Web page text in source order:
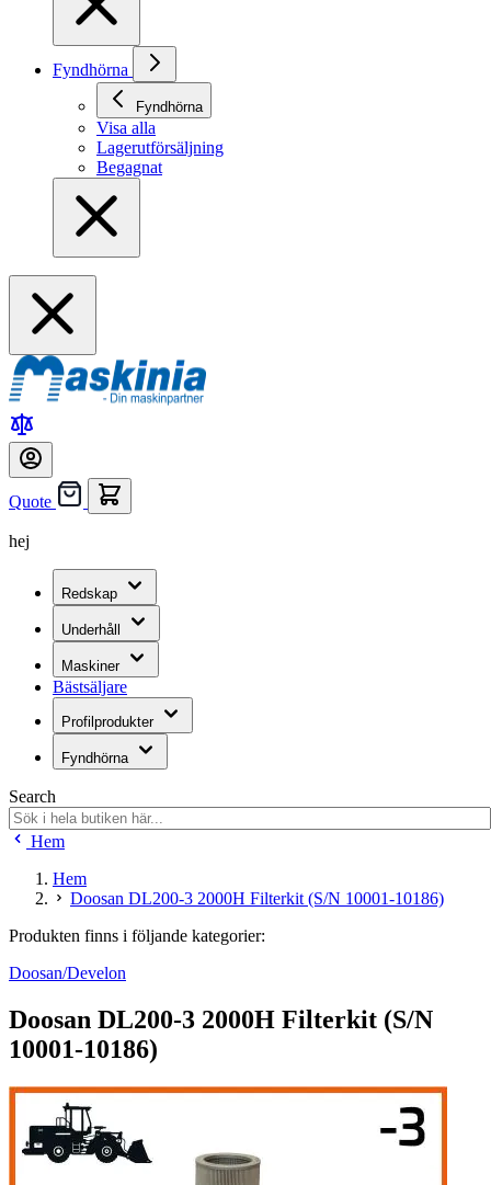
Fyndhörna
Fyndhörna
Visa alla
Lagerutförsäljning
Begagnat
Quote
hej
Redskap
Underhåll
Maskiner
Bästsäljare
Profilprodukter
Fyndhörna
Search
Hem
Hem
Doosan DL200-3 2000H Filterkit (S/N 10001-10186)
Produkten finns i följande kategorier:
Doosan/Develon
Doosan DL200-3 2000H Filterkit (S/N
10001-10186)